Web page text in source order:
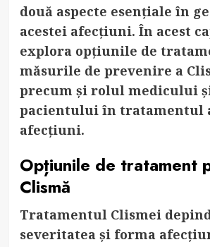
două aspecte esențiale în
acestei afecțiuni. În acest
explora opțiunile de
măsurile de prevenire a
precum și rolul medicului
pacientului în tratamentul
afecțiuni.
Opțiunile de tratament
Clismă
Tratamentul Clismei
severitatea și forma